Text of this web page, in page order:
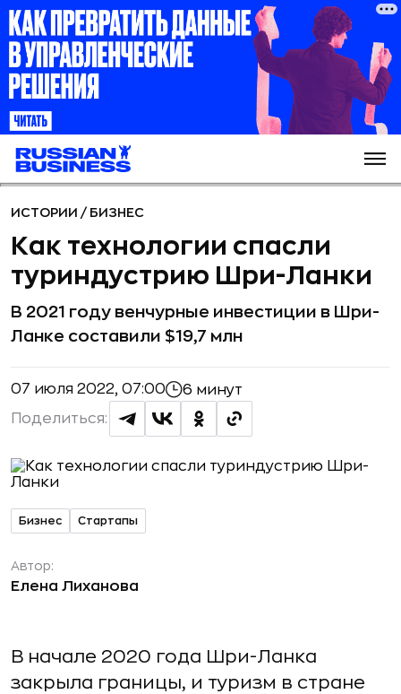
ИСТОРИИ / БИЗНЕС
Как технологии спасли
туриндустрию Шри-Ланки
В 2021 году венчурные инвестиции в Шри-
Ланке составили $19,7 млн
07 июля 2022, 07:00 6 минут
Поделиться:
Бизнес Стартапы
Автор:
Елена Лиханова
В начале 2020 года Шри-Ланка
закрыла границы, и туризм в стране